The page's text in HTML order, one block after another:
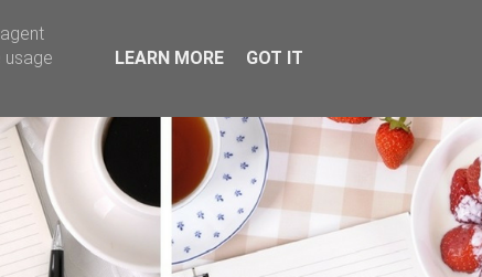
usage
LEARN MORE GOT IT